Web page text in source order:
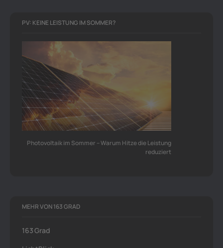
PV: KEINE LEISTUNG IM SOMMER?
Photovoltaik im Sommer – Warum Hitze die Leistung
reduziert
MEHR VON 163 GRAD
163 Grad